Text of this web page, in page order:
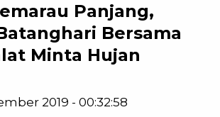
Panjang,
Bersama
Minta Hujan
2019 - 00:32:58